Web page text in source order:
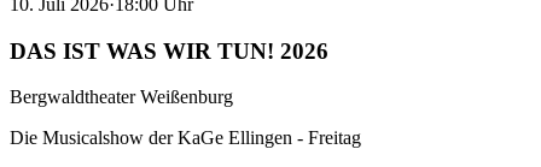
DAS IST WAS WIR TUN! 2026
Bergwaldtheater Weißenburg
Die Musicalshow der KaGe Ellingen - Freitag